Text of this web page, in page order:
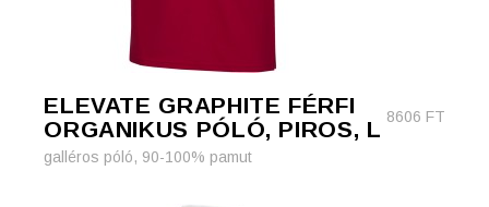
ELEVATE GRAPHITE FÉRFI
ORGANIKUS PÓLÓ, PIROS, L 8606 FT
galléros póló, 90-100% pamut